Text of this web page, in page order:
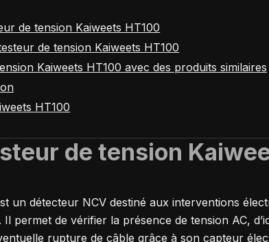
de tension Kaiweets HT100
de tension Kaiweets HT100
Kaiweets HT100 avec des produits similaires
HT100
de tension
un détecteur NCV destiné aux interventions
permet de vérifier la présence de tension AC,
rupture de câble grâce à son capteur